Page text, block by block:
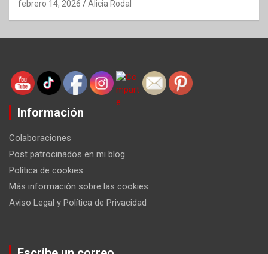
febrero 14, 2026 Alicia Rodal
Información
Colaboraciones
Post patrocinados en mi blog
Política de cookies
Más información sobre las cookies
Aviso Legal y Política de Privacidad